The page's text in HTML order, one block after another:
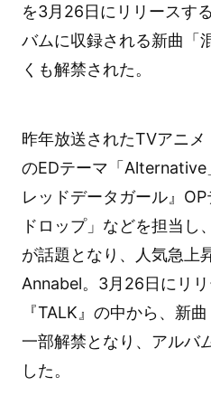
を3月26日にリリースす
バムに収録される新曲「
くも解禁された。
昨年放送されたTVアニメ
のEDテーマ「Alternative
レッドデータガール』
ドロップ」などを担当し
が話題となり、人気急上
Annabel。3月26日にリ
『TALK』の中から、新
一部解禁となり、アルバ
した。